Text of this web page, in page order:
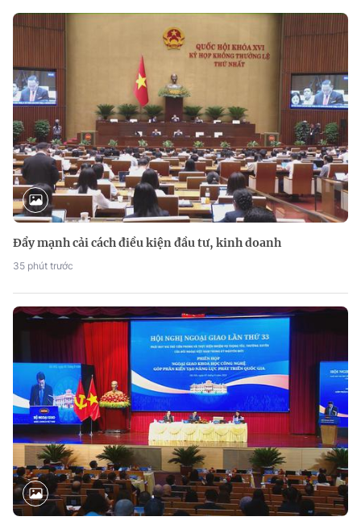
Đẩy mạnh cải cách điều kiện đầu tư, kinh doanh
35 phút trước